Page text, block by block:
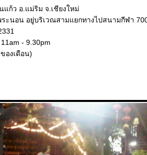
แก้ว อ.แม่ริม จ.เชียงใหม่
ะนอน อยู่บริเวณสามแยกทางไปสนามกีฬา
- 9.30pm
องเดือน)